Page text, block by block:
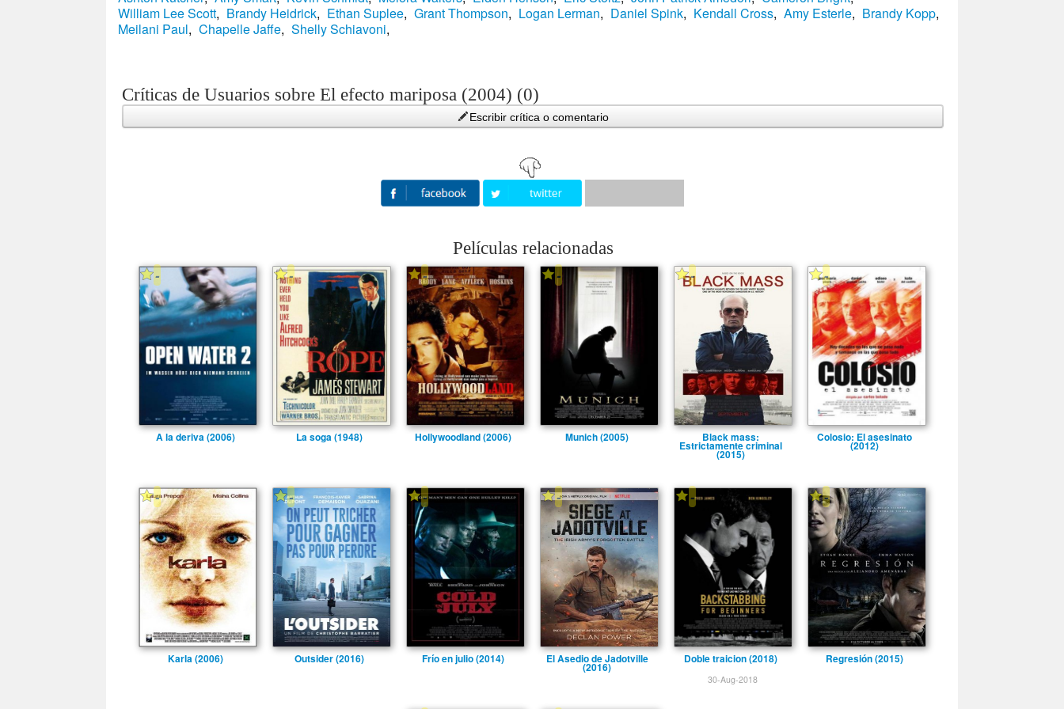
William Lee Scott, Brandy Heidrick, Ethan Suplee, Grant Thompson, Logan Lerman, Daniel Spink, Kendall Cross, Amy Esterle, Brandy Kopp,
Meilani Paul, Chapelle Jaffe, Shelly Schiavoni,
Críticas de Usuarios sobre El efecto mariposa (2004) (0)
Escribir crítica o comentario
Películas relacionadas
-
A la deriva (2006)
-
La soga (1948)
-
Hollywoodland (2006)
-
Munich (2005)
-
Black mass:
Estrictamente criminal
(2015)
-
Colosio: El asesinato
(2012)
-
Karla (2006)
-
Outsider (2016)
-
Frí­o en julio (2014)
-
El Asedio de Jadotville
(2016)
-
Doble traicion (2018)
30-Aug-2018
-
Regresión (2015)